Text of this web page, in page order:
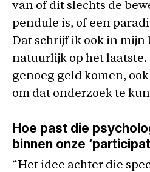
van of dit slechts de
pendule is, of een
Dat schrijf ik ook in mijn
natuurlijk op het laatste.
genoeg geld komen,
om dat onderzoek te
Hoe past die
binnen onze
“Het idee achter die